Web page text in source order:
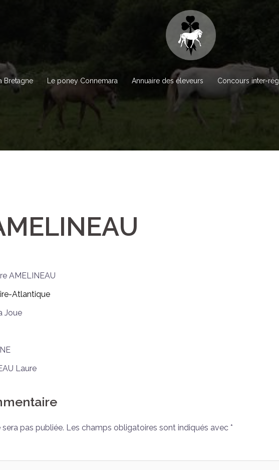
Bretagne Le poney Connemara Annuaire des éleveurs Concours inter-
AMELINEAU
Atlantique
Joue
Laure
pas publiée. Les champs obligatoires sont indiqués avec *